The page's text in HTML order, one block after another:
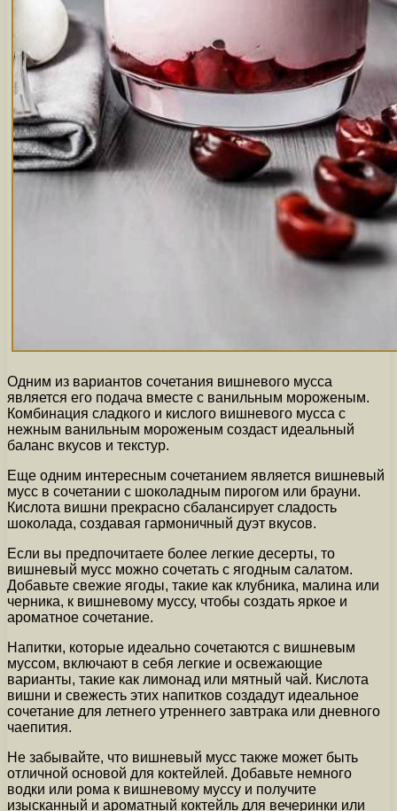
Одним из вариантов сочетания вишневого мусса
является его подача вместе с ванильным мороженым.
Комбинация сладкого и кислого вишневого мусса с
нежным ванильным мороженым создаст идеальный
баланс вкусов и текстур.
Еще одним интересным сочетанием является вишневый
мусс в сочетании с шоколадным пирогом или брауни.
Кислота вишни прекрасно сбалансирует сладость
шоколада, создавая гармоничный дуэт вкусов.
Если вы предпочитаете более легкие десерты, то
вишневый мусс можно сочетать с ягодным салатом.
Добавьте свежие ягоды, такие как клубника, малина или
черника, к вишневому муссу, чтобы создать яркое и
ароматное сочетание.
Напитки, которые идеально сочетаются с вишневым
муссом, включают в себя легкие и освежающие
варианты, такие как лимонад или мятный чай. Кислота
вишни и свежесть этих напитков создадут идеальное
сочетание для летнего утреннего завтрака или дневного
чаепития.
Не забывайте, что вишневый мусс также может быть
отличной основой для коктейлей. Добавьте немного
водки или рома к вишневому муссу и получите
изысканный и ароматный коктейль для вечеринки или